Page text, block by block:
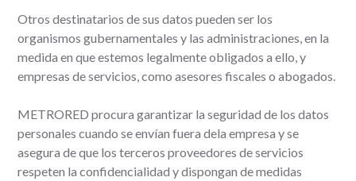
Otros destinatarios de sus datos pueden ser los
organismos gubernamentales y las administraciones, en la
medida en que estemos legalmente obligados a ello, y
empresas de servicios, como asesores fiscales o abogados.
METRORED procura garantizar la seguridad de los datos
personales cuando se envían fuera dela empresa y se
asegura de que los terceros proveedores de servicios
respeten la confidencialidad y dispongan de medidas